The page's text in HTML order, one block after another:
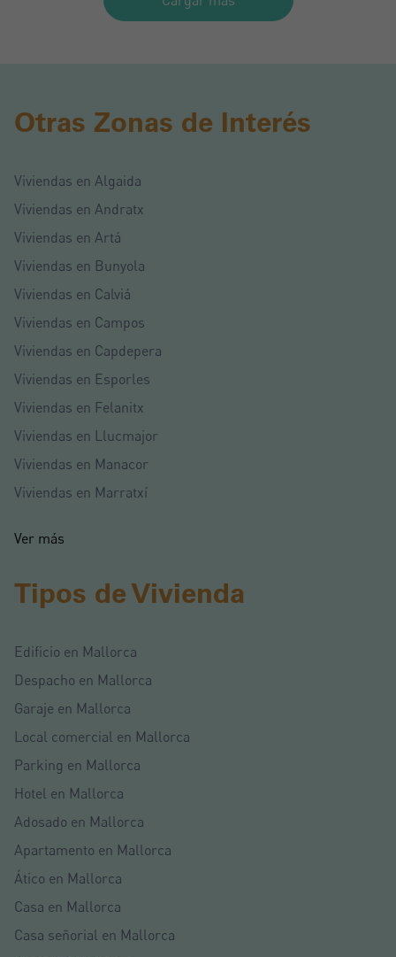
Otras Zonas de Interés
Viviendas en Algaida
Viviendas en Andratx
Viviendas en Artá
Viviendas en Bunyola
Viviendas en Calviá
Viviendas en Campos
Viviendas en Capdepera
Viviendas en Esporles
Viviendas en Felanitx
Viviendas en Llucmajor
Viviendas en Manacor
Viviendas en Marratxí
Ver más
Tipos de Vivienda
Edificio en Mallorca
Despacho en Mallorca
Garaje en Mallorca
Local comercial en Mallorca
Parking en Mallorca
Hotel en Mallorca
Adosado en Mallorca
Apartamento en Mallorca
Ático en Mallorca
Casa en Mallorca
Casa señorial en Mallorca